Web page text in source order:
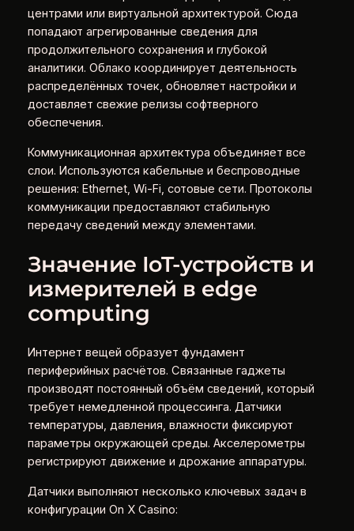
центрами или виртуальной архитектурой. Сюда
попадают агрегированные сведения для
продолжительного сохранения и глубокой
аналитики. Облако координирует деятельность
распределённых точек, обновляет настройки и
доставляет свежие релизы софтверного
обеспечения.
Коммуникационная архитектура объединяет все
слои. Используются кабельные и беспроводные
решения: Ethernet, Wi-Fi, сотовые сети. Протоколы
коммуникации предоставляют стабильную
передачу сведений между элементами.
Значение IoT‑устройств и
измерителей в edge
computing
Интернет вещей образует фундамент
периферийных расчётов. Связанные гаджеты
производят постоянный объём сведений, который
требует немедленной процессинга. Датчики
температуры, давления, влажности фиксируют
параметры окружающей среды. Акселерометры
регистрируют движение и дрожание аппаратуры.
Датчики выполняют несколько ключевых задач в
конфигурации On X Casino: